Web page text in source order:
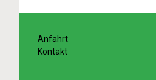
Anfahrt
Kontakt